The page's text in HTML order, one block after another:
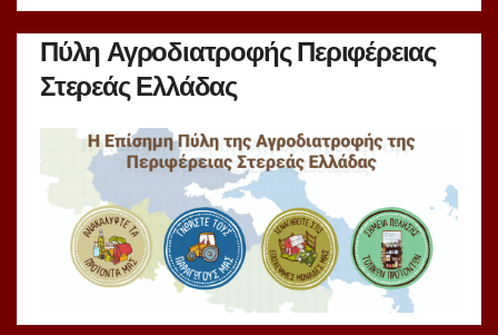
Πύλη Αγροδιατροφής Περιφέρειας
Στερεάς Ελλάδας